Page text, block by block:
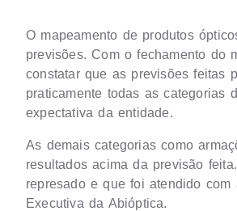
O mapeamento de produtos
previsões. Com o fechamento do
constatar que as previsões feitas
praticamente todas as categorias
expectativa da entidade.
As demais categorias como
resultados acima da previsão
represado e que foi atendido com
Executiva da Abióptica.